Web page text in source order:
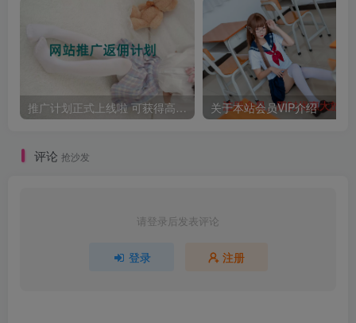
推广计划正式上线啦 可获得高额奖励哦 关于本站会员VIP介绍
评论 抢沙发
请登录后发表评论
登录 注册